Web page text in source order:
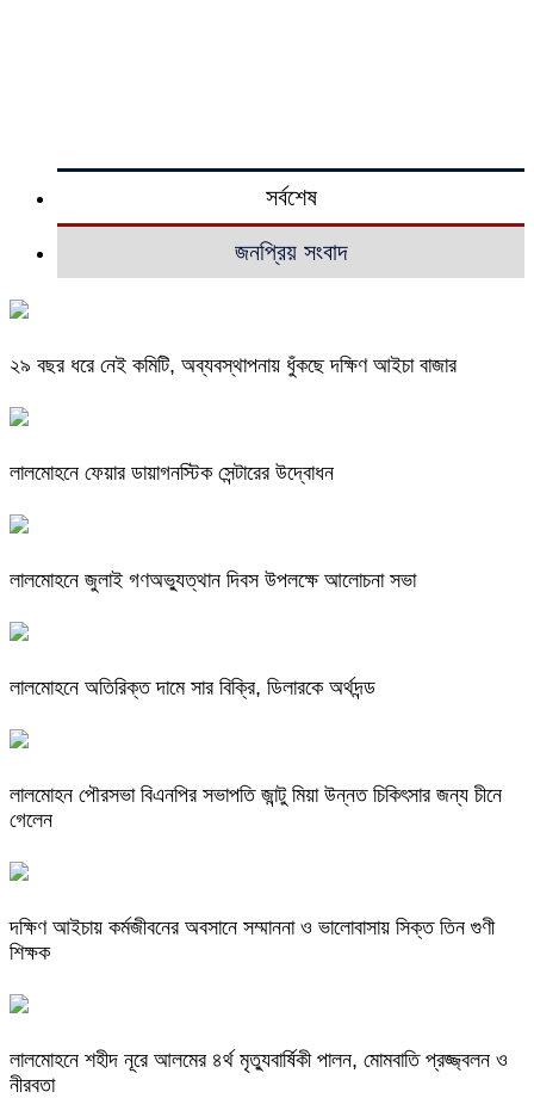
সর্বশেষ
জনপ্রিয় সংবাদ
২৯ বছর ধরে নেই কমিটি, অব্যবস্থাপনায় ধুঁকছে দক্ষিণ আইচা বাজার
লালমোহনে ফেয়ার ডায়াগনস্টিক সেন্টারের উদ্বোধন
লালমোহনে জুলাই গণঅভ্যুত্থান দিবস উপলক্ষে আলোচনা সভা
লালমোহনে অতিরিক্ত দামে সার বিক্রি, ডিলারকে অর্থদন্ড
লালমোহন পৌরসভা বিএনপির সভাপতি জান্টু মিয়া উন্নত চিকিৎসার জন্য চীনে
গেলেন
দক্ষিণ আইচায় কর্মজীবনের অবসানে সম্মাননা ও ভালোবাসায় সিক্ত তিন গুণী
শিক্ষক
লালমোহনে শহীদ নূরে আলমের ৪র্থ মৃত্যুবার্ষিকী পালন, মোমবাতি প্রজ্জ্বলন ও
নীরবতা